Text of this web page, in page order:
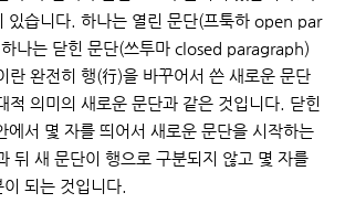
있습니다. 하나는 열린 문단(프툭하 open par
나는 닫힌 문단(쓰투마 closed paragraph)
란 완전히 행(行)을 바꾸어서 쓴 새로운 문단
적 의미의 새로운 문단과 같은 것입니다. 닫힌
에서 몇 자를 띄어서 새로운 문단을 시작하는
뒤 새 문단이 행으로 구분되지 않고 몇 자를
되는 것입니다.